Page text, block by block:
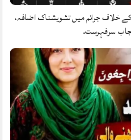
خلاف جرائم میں تشویشناک اضافہ،
سرفہرست.